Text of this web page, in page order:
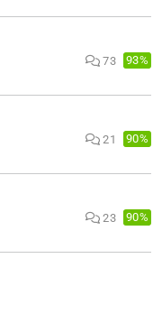
73 93%
21 90%
23 90%